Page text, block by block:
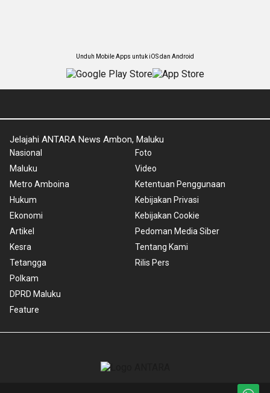
Unduh Mobile Apps untuk iOS dan Android
Jelajahi ANTARA News Ambon, Maluku
Nasional
Maluku
Metro Amboina
Hukum
Ekonomi
Artikel
Kesra
Tetangga
Polkam
DPRD Maluku
Feature
Foto
Video
Ketentuan Penggunaan
Kebijakan Privasi
Kebijakan Cookie
Pedoman Media Siber
Tentang Kami
Rilis Pers